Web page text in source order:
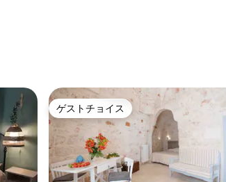
ゲストチョイス
ゲストチョイス